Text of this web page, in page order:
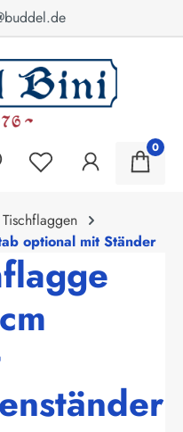
0
Tischflaggen
optional mit Ständer